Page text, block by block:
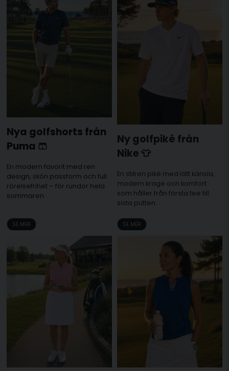
Nya golfshorts från
Puma 🩳
En modern favorit med ren
design, skön passform och full
rörelsefrihet – för rundor hela
sommaren.
SE MER
Ny golfpiké från
Nike 👕
En stilren piké med lätt känsla,
modern krage och komfort
som håller från första tee till
sista putten.
SE MER